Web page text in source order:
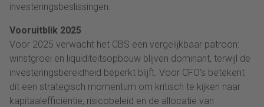
investeringsbeslissingen.
Vooruitblik 2025
Voor 2025 verwacht het CBS een vergelijkbaar patroon:
winstgroei en liquiditeitsopbouw blijven dominant, terwijl de
investeringsbereidheid beperkt blijft. Voor CFO’s betekent
dit een strategisch momentum om kritisch te kijken naar
kapitaalefficiëntie, risicobeleid en de allocatie van